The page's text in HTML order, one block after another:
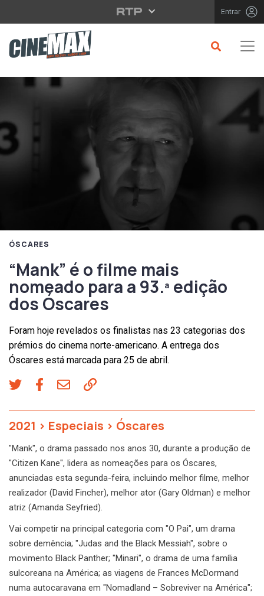
Saltar para o conteúdo principal Entrar
ÓSCARES
“Mank” é o filme mais
nomeado para a 93.ª edição
dos Óscares
Foram hoje revelados os finalistas nas 23 categorias dos
prémios do cinema norte-americano. A entrega dos
Óscares está marcada para 25 de abril.
2021 > Especiais > Óscares
"Mank", o drama passado nos anos 30, durante a produção de
"Citizen Kane", lidera as nomeações para os Óscares,
anunciadas esta segunda-feira, incluindo melhor filme, melhor
realizador (David Fincher), melhor ator (Gary Oldman) e melhor
atriz (Amanda Seyfried).
Vai competir na principal categoria com "O Pai", um drama
sobre demência; "Judas and the Black Messiah", sobre o
movimento Black Panther; "Minari", o drama de uma família
sulcoreana na América; as viagens de Frances McDormand
numa autocaravana em "Nomadland – Sobreviver na América";